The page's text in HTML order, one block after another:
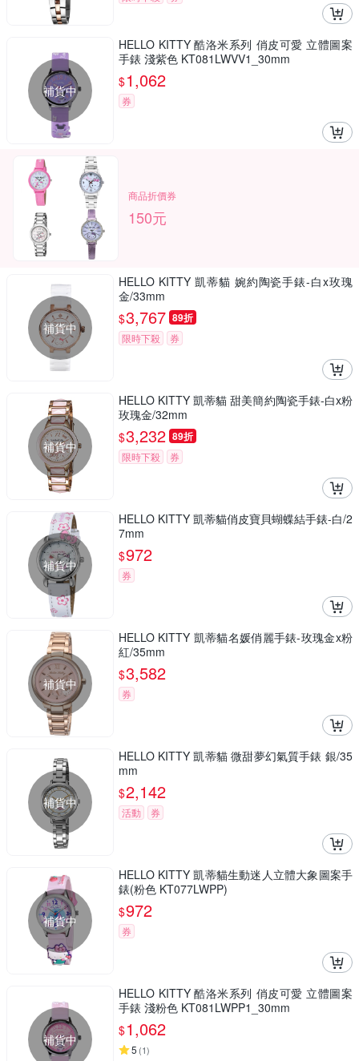
補貨中
HELLO KITTY 酷洛米系列 俏皮可愛 立體圖案
手錶 淺紫色 KT081LWVV1_30mm
$1,062
券
商品折價券
150元
補貨中
HELLO KITTY 凱蒂貓 婉約陶瓷手錶-白x玫瑰
金/33mm
$3,767 89折
限時下殺 券
補貨中
HELLO KITTY 凱蒂貓 甜美簡約陶瓷手錶-白x粉
玫瑰金/32mm
$3,232 89折
限時下殺 券
補貨中
HELLO KITTY 凱蒂貓俏皮寶貝蝴蝶結手錶-白/2
7mm
$972
券
補貨中
HELLO KITTY 凱蒂貓名媛俏麗手錶-玫瑰金x粉
紅/35mm
$3,582
券
補貨中
HELLO KITTY 凱蒂貓 微甜夢幻氣質手錶 銀/35
mm
$2,142
活動 券
補貨中
HELLO KITTY 凱蒂貓生動迷人立體大象圖案手
錶(粉色 KT077LWPP)
$972
券
補貨中
HELLO KITTY 酷洛米系列 俏皮可愛 立體圖案
手錶 淺粉色 KT081LWPP1_30mm
$1,062
5 (1)